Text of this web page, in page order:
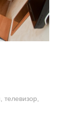
телевизор,